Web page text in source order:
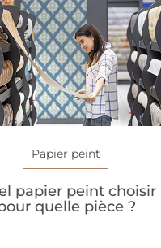
Papier peint
papier peint choisir
quelle pièce ?